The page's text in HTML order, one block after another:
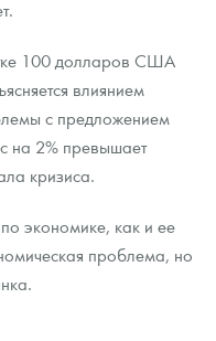
100 долларов США
влиянием
с предложением
на 2% превышает
кризиса.
экономике, как и ее
проблема, но